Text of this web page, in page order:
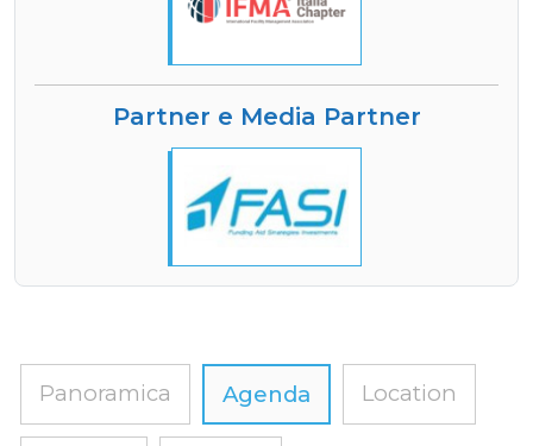
Partner e Media Partner
Panoramica Agenda Location